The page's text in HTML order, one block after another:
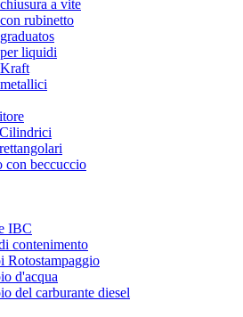
a vite
rubinetto
liquidi
con beccuccio
IBC
contenimento
Rotostampaggio
d'acqua
del carburante diesel